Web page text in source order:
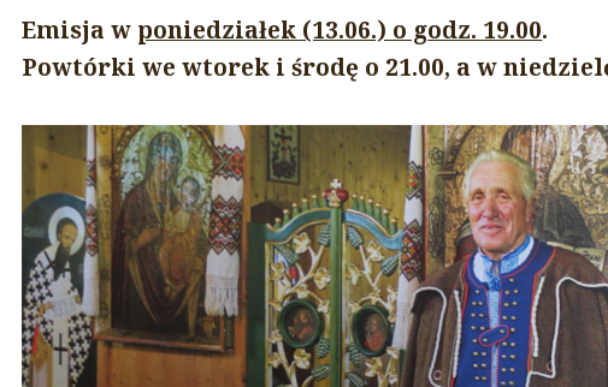
Emisja w poniedziałek (13.06.) o godz. 19.00.
Powtórki we wtorek i środę о 21.00, a w